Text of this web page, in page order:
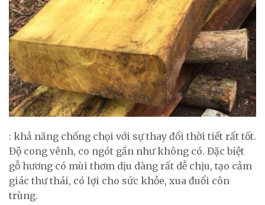
: khả năng chống chọi với sự thay đổi thời tiết rất tốt.
Độ cong vênh, co ngót gần như không có. Đặc biệt
gỗ hương có mùi thơm dịu dàng rất dễ chịu, tạo cảm
giác thư thái, có lợi cho sức khỏe, xua đuổi côn
trùng.